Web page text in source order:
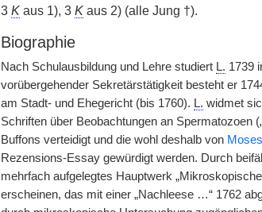
3 Kaus 1), 3 Kaus 2) (alle Jung †).
Biographie
Nach Schulausbildung und Lehre studiert L. 1739
vorübergehender Sekretärstätigkeit besteht er
am Stadt- und Ehegericht (bis 1760). L. widmet
Schriften über Beobachtungen an Spermatozoen
Buffons verteidigt und die wohl deshalb von
Rezensions-Essay gewürdigt werden. Durch
mehrfach aufgelegtes Hauptwerk
erscheinen, das mit einer „Nachleese …“ 1762